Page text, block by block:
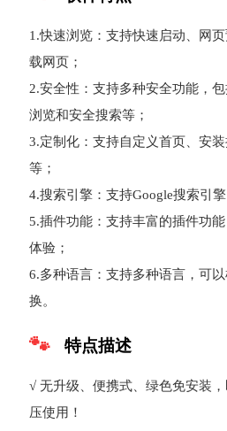
1.快速浏览：支持快速启动、网
载网页；
2.安全性：支持多种安全功能，
浏览和安全搜索等；
3.定制化：支持自定义首页、安
等；
4.搜索引擎：支持Google搜索引
5.插件功能：支持丰富的插件功
体验；
6.多种语言：支持多种语言，可
换。
特点描述
√ 无升级、便携式、绿色免安装
压使用！